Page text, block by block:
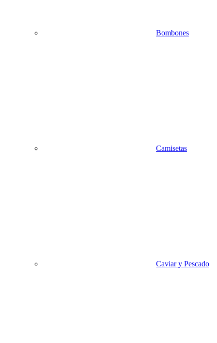
Bombones
Camisetas
Caviar y Pescado